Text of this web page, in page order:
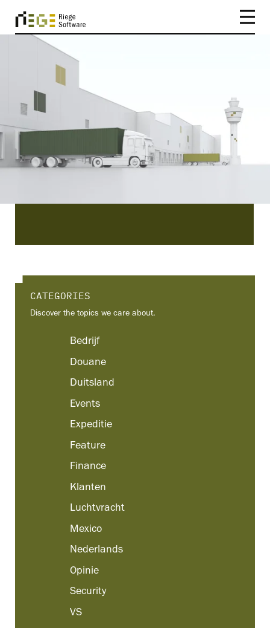
CATEGORY
Feature
Feature | Ben je op zoek naar interessante
artikelen over onderwerpen die logistiek
CATEGORIES
Discover the topics we care about.
Bedrijf
Douane
Duitsland
Events
Expeditie
Feature
Finance
Klanten
Luchtvracht
Mexico
Nederlands
Opinie
Security
VS